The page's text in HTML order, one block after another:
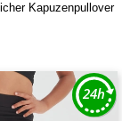
Kapuzenpullover